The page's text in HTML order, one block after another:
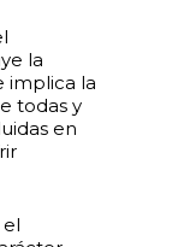
la
implica la
todas y
en